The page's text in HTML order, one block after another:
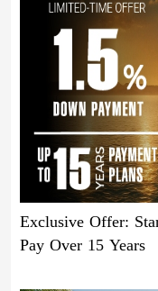
Exclusive Offer:
Pay Over 15 Years